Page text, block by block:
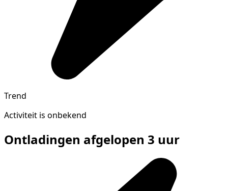
Trend
Activiteit is onbekend
Ontladingen afgelopen 3 uur